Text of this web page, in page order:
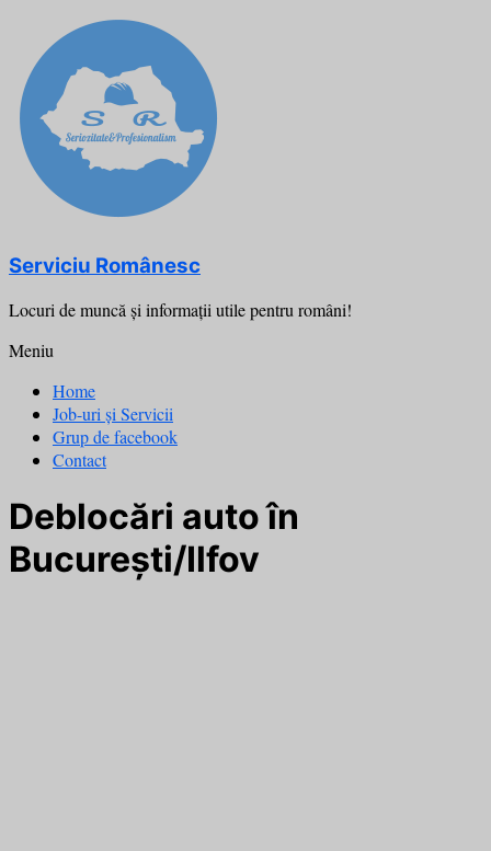
content
Serviciu Românesc
Locuri de muncă şi informații utile pentru români!
Meniu
Home
Job-uri și Servicii
Grup de facebook
Contact
Deblocări auto în
București/Ilfov